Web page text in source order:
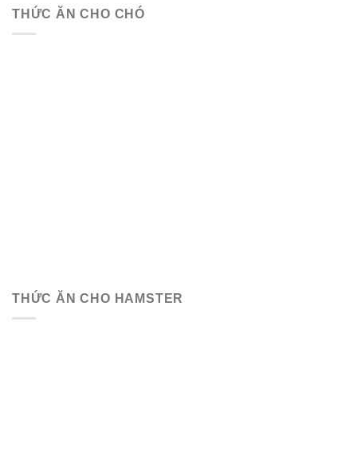
THỨC ĂN CHO CHÓ
THỨC ĂN CHO HAMSTER